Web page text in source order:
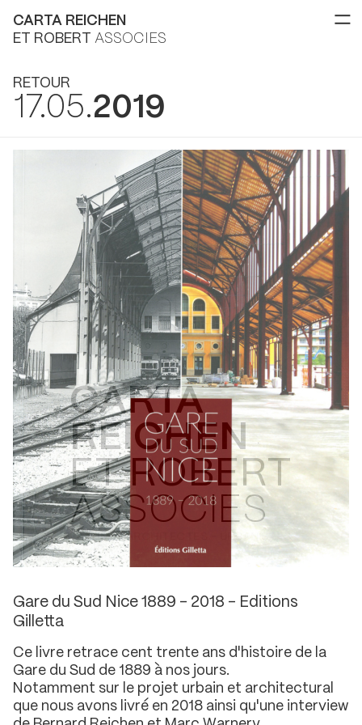
CARTA
REICHEN
ET ROBERT
ASSOCIES
BAAUM © ARCHITECTES - URBANISTES
CARTA REICHEN
ET ROBERT
ASSOCIES
RETOUR
17.05.2019
Gare du Sud Nice 1889 - 2018 - Editions
Gilletta
Ce livre retrace cent trente ans d'histoire de la
Gare du Sud de 1889 à nos jours.
Notamment sur le projet urbain et architectural
que nous avons livré en 2018 ainsi qu'une interview